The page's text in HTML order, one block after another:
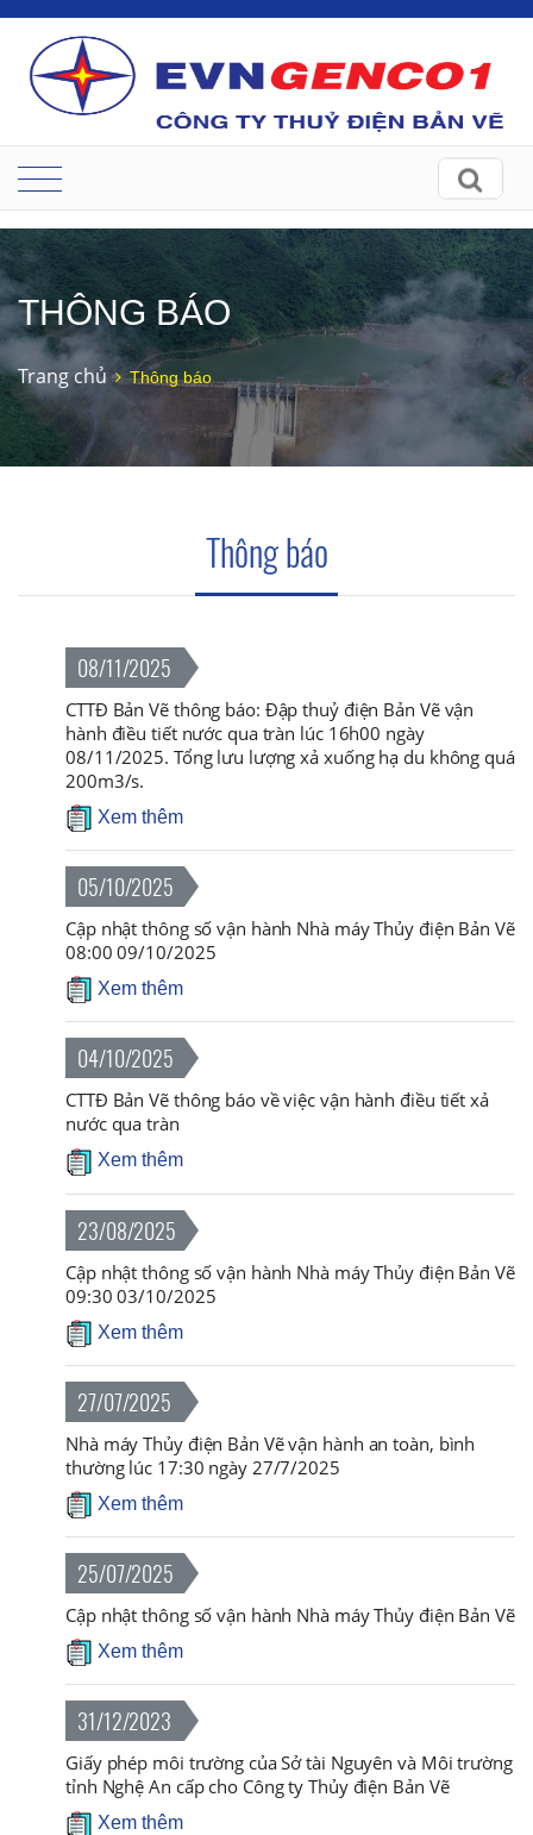
THÔNG BÁO
Trang chủ Thông báo
Thông báo
08/11/2025
CTTĐ Bản Vẽ thông báo: Đập thuỷ điện Bản Vẽ vận
hành điều tiết nước qua tràn lúc 16h00 ngày
08/11/2025. Tổng lưu lượng xả xuống hạ du không quá
200m3/s.
Xem thêm
05/10/2025
Cập nhật thông số vận hành Nhà máy Thủy điện Bản Vẽ
08:00 09/10/2025
Xem thêm
04/10/2025
CTTĐ Bản Vẽ thông báo về việc vận hành điều tiết xả
nước qua tràn
Xem thêm
23/08/2025
Cập nhật thông số vận hành Nhà máy Thủy điện Bản Vẽ
09:30 03/10/2025
Xem thêm
27/07/2025
Nhà máy Thủy điện Bản Vẽ vận hành an toàn, bình
thường lúc 17:30 ngày 27/7/2025
Xem thêm
25/07/2025
Cập nhật thông số vận hành Nhà máy Thủy điện Bản Vẽ
Xem thêm
31/12/2023
Giấy phép môi trường của Sở tài Nguyên và Môi trường
tỉnh Nghệ An cấp cho Công ty Thủy điện Bản Vẽ
Xem thêm